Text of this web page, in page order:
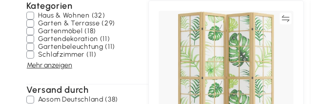
Kategorien
Haus & Wohnen (32)
Garten & Terrasse (29)
Gartenmöbel (18)
Gartendekoration (11)
Gartenbeleuchtung (11)
Schlafzimmer (11)
Mehr anzeigen
Versand durch
Aosom Deutschland (38)
Vergleichen